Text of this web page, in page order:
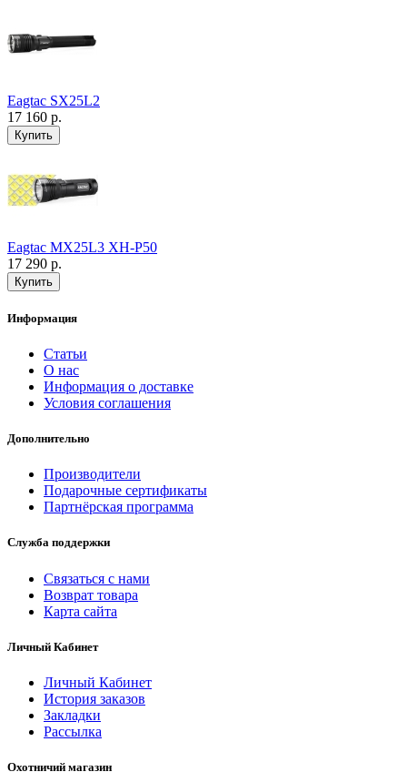
Eagtac SX25L2
17 160 р.
Eagtac MX25L3 XH-P50
17 290 р.
Информация
Статьи
О нас
Информация о доставке
Условия соглашения
Дополнительно
Производители
Подарочные сертификаты
Партнёрская программа
Служба поддержки
Связаться с нами
Возврат товара
Карта сайта
Личный Кабинет
Личный Кабинет
История заказов
Закладки
Рассылка
Охотничий магазин